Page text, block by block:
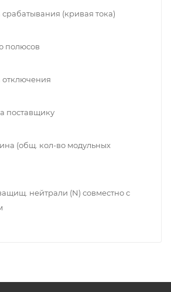
(кривая тока)
полюсов
отключения
поставщику
(общ. кол-во модульных
нейтрали (N) совместно с